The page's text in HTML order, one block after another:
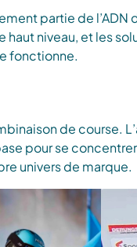
partie de l’ADN
niveau, et les
fonctionne.
de course.
pour se
univers de marque.